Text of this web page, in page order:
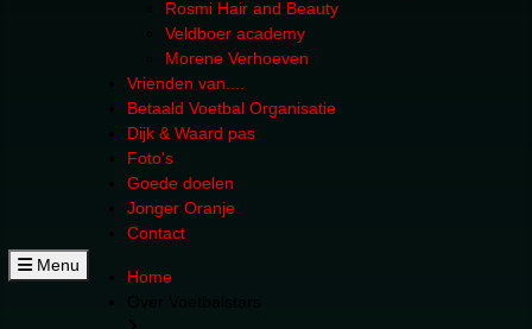
Menu
Rosmi Hair and Beauty
Veldboer academy
Morene Verhoeven
Vrienden van....
Betaald Voetbal Organisatie
Dijk & Waard pas
Foto's
Goede doelen
Jonger Oranje
Contact
Home